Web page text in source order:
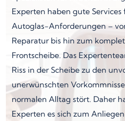
Experten haben gute
Autoglas-Anforderungen –
Reparatur bis hin zum
Frontscheibe. Das
Riss in der Scheibe zu den
unerwünschten
normalen Alltag stört. Daher
Experten es sich zum